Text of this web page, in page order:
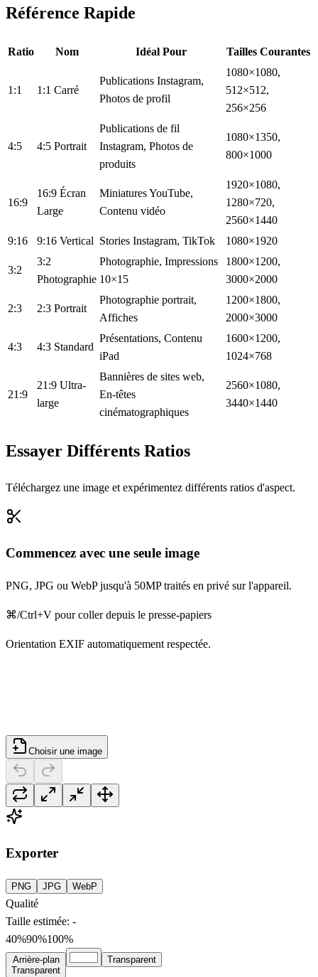
Référence Rapide
Ratio Nom Idéal Pour Tailles Courantes
1:1 1:1 Carré
Publications Instagram,
Photos de profil
1080×1080,
512×512,
256×256
4:5 4:5 Portrait
Publications de fil
Instagram, Photos de
produits
1080×1350,
800×1000
16:9
16:9 Écran
Large
Miniatures YouTube,
Contenu vidéo
1920×1080,
1280×720,
2560×1440
9:16
9:16 Vertical Stories Instagram, TikTok 1080×1920
3:2
3:2
Photographie
Photographie, Impressions
10×15
1800×1200,
3000×2000
2:3 2:3 Portrait
Photographie portrait,
Affiches
1200×1800,
2000×3000
4:3 4:3 Standard
Présentations, Contenu
iPad
1600×1200,
1024×768
21:9
21:9 Ultra-
large
Bannières de sites web,
En-têtes
cinématographiques
2560×1080,
3440×1440
Essayer Différents Ratios
Téléchargez une image et expérimentez différents ratios d'aspect.
Commencez avec une seule image
PNG, JPG ou WebP jusqu'à 50MP traités en privé sur l'appareil.
⌘/Ctrl+V pour coller depuis le presse-papiers
Orientation EXIF automatiquement respectée.
Choisir une image
Exporter
PNG JPG WebP
Qualité
Taille estimée: -
40%90%100%
Arrière-plan
Transparent
Transparent